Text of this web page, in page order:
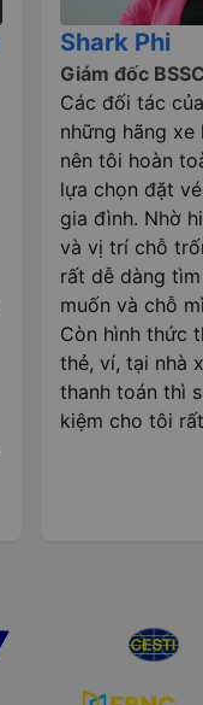
Shark Phi
Giám đốc
Các đối tác
những hãng
nên tôi hoàn
lựa chọn đặt
gia đình. Nhờ
và vị trí chỗ
rất dễ dàng
muốn và chỗ
Còn hình thức
thẻ, ví, tại nhà
thanh toán thì
kiệm cho tôi